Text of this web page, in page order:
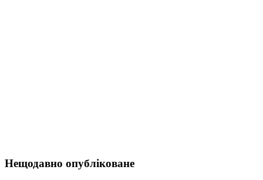
Нещодавно опубліковане